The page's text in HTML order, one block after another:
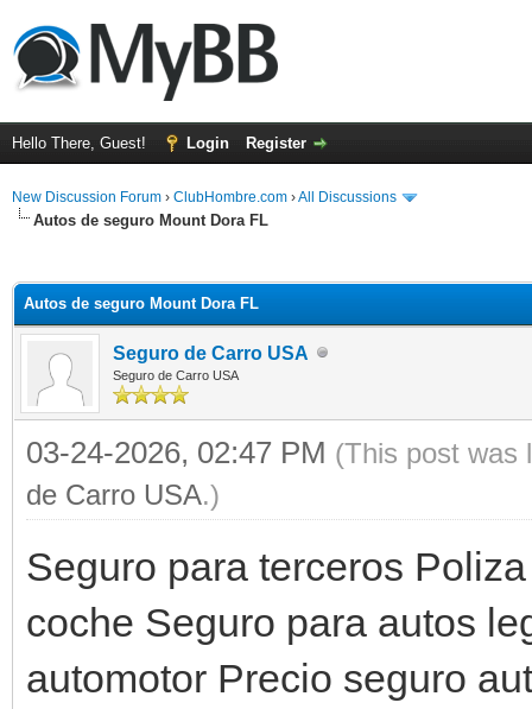
Hello There, Guest! Login Register
New Discussion Forum › ClubHombre.com ›All Discussions
Autos de seguro Mount Dora FL
Autos de seguro Mount Dora FL
Seguro de Carro USA
Seguro de Carro USA
03-24-2026, 02:47 PM (This post was
de Carro USA.)
Seguro para terceros
coche Seguro para autos
automotor Precio seguro